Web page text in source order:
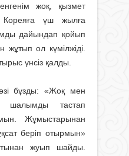
жоқ, қызмет
үш жылға
дайындап қойып
жұтып ол күмілжіді.
үнсіз қалды.
бұзды: «Жоқ мен
шалымды тастап
Жұмыс­тарынан
беріп отырмын»
жуып шайды.